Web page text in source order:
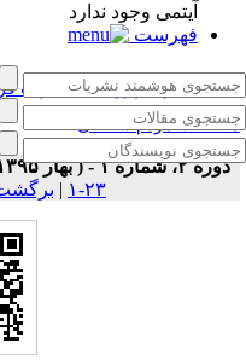
آیتمی وجود ندارد
فهرست
انتشارات پژوهشگاه میراث
مردم شناختی
دوره ۲، شماره ۱ - ( بهار ۱۳۹۵ )
۲۳-۱
| برگشت